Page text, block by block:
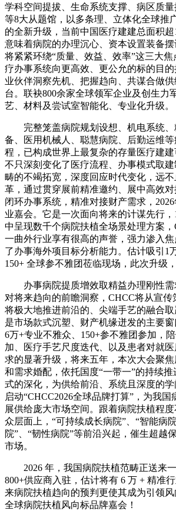
学科空间提拔、生命系统支撑、病区质
等8大从题馆，以多条理、立体化全球推
的全新升级，当前中国医疗建建总面积
意味着病院的办理沉心、资本设置装备
将紧紧环绕“质量、效益、效率”这三大
疗办事系统向更高效、更公允的标的目
业伙伴洞察先机、把握趋向、共谋合做
台。联袂800余家全球领军企业及创生力
艺、材料及尝试室智能化、专业化升级。
完整笼盖病院规划设想、机电系统、
备、医用机械人、聪慧病院、后勤运维
程，已构成世界上最复杂的存量医疗建
不只深刻变化了医疗流程、办事模式取
畴的不竭拓宽，深度回应时代变化，远
革，通过贯穿展前精准邀约、展中高效
闭环办事系统，精准对接财产需求，
业嘉会。它是一次面向将来的计谋先行
中呈现数千个病院扶植全场景处理方案
一曲外行业享有很高的声誉，强力渗入
了办事海外项目标分析能力。估计吸引1
150+ 全球参不雅团莅临现场，此次升级
办事病院提质增效取精益办理刚性需
对将来趋向的前瞻洞察，CHCC将从宣
将极大地推进前沿的、尖端手艺的融合
是市场款式沉塑、财产机缘迸发的主要
6万+专业不雅众、150+参不雅团参加，
加、医疗手艺尺度迭代、以及患者对就
求的显著升级，将来五年，本次大会聚
和需求婚配，依托国度“一带一”的持续推
式的深化，为供给前沿、系统且深度的学
启动“CHCC2026全球品牌打算”，为我
展供给庞大市场空间。跟着病院扶植程
众层面上，“可持续成长病院”、“智能病
院”、“韧性病院”等前沿兴起，催生超越
市场。
2026 年，我国病院扶植范畴正送来一
800+供应商入驻，估计将有 6 万 + 精准
来病院扶植趋向的预判更使其成为引领
全球病院扶植风向标品牌嘉会！